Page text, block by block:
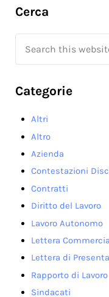
Sidebar
Cerca
Categorie
Altri
Altro
Azienda
Contestazioni
Contratti
Diritto del Lavoro
Lavoro Autonomo
Lettera
Lettera di
Rapporto di Lavoro
Sindacati